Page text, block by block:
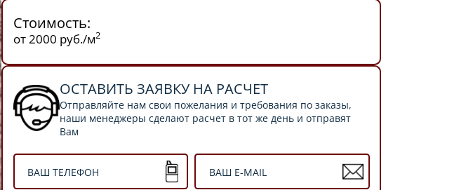
Стоимость:
от 2000 руб./м2
ОСТАВИТЬ ЗАЯВКУ НА РАСЧЕТ
Отправляйте нам свои пожелания и требования по заказы,
наши менеджеры сделают расчет в тот же день и отправят
Вам